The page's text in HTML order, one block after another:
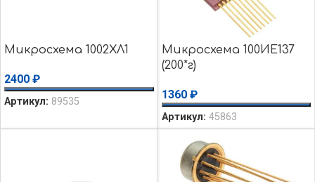
Микросхема 1002ХЛ1
2400 ₽
Артикул: 89535
Микросхема 100ИЕ137
(200*г)
1360 ₽
Артикул: 45863